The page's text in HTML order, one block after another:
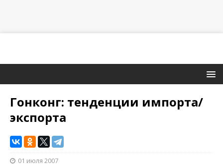
Гонконг: тенденции импорта/
экспорта
01 июля 2007